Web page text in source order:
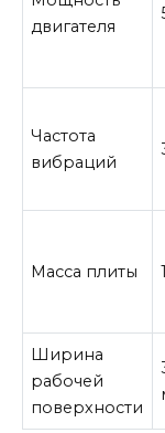
двигателя
Частота
вибраций
Масса плиты
Ширина
рабочей
поверхности